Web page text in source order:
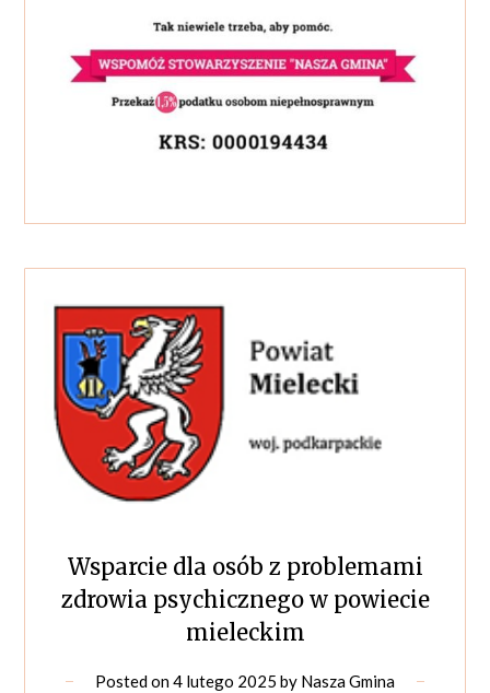
Wsparcie dla osób z problemami
zdrowia psychicznego w powiecie
mieleckim
Posted on4 lutego 2025 by Nasza Gmina